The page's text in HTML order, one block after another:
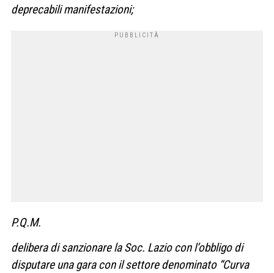
deprecabili manifestazioni;
P.Q.M.
delibera di sanzionare la Soc. Lazio con l’obbligo di
disputare una gara con il settore denominato “Curva